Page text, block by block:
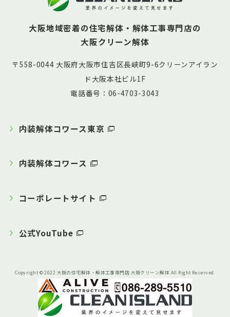
大阪地域密着の住宅解体・解体工事専門店の
大阪クリーン解体
〒558-0044 大阪府大阪市住吉区長峡町9-6クリーンアイラン
ド大阪本社ビル1F
電話番号：06-4703-3043
内装解体コワース東京
内装解体コワース
コーポレートサイト
公式YouTube
Copyright © 2022 大阪の住宅解体・解体工事専門店 大阪クリーン解体 All Right Reserved.